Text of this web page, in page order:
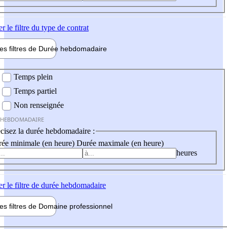
le filtre du type de contrat
filtres de Durée hebdomadaire
Temps plein
Temps partiel
Non renseignée
la durée hebdomadaire :
minimale (en heure) Durée maximale (en heure)
heures
le filtre de durée hebdomadaire
filtres de Domaine professionnel